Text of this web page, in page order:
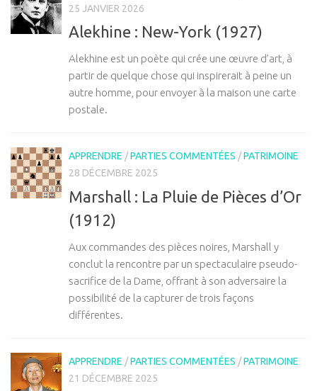
25 JANVIER 2026
Alekhine : New-York (1927)
Alekhine est un poète qui crée une œuvre d’art, à
partir de quelque chose qui inspirerait à peine un
autre homme, pour envoyer à la maison une carte
postale.
APPRENDRE /PARTIES COMMENTÉES /PATRIMOINE
28 DÉCEMBRE 2025
Marshall : La Pluie de Pièces d’Or
(1912)
Aux commandes des pièces noires, Marshall y
conclut la rencontre par un spectaculaire pseudo-
sacrifice de la Dame, offrant à son adversaire la
possibilité de la capturer de trois façons
différentes.
APPRENDRE /PARTIES COMMENTÉES /PATRIMOINE
21 DÉCEMBRE 2025